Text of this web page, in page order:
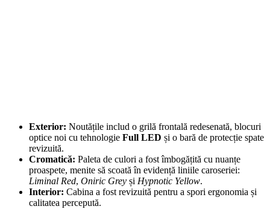
Exterior: Noutățile includ o grilă frontală redesenată, blocuri
optice noi cu tehnologie Full LED și o bară de protecție spate
revizuită.
Cromatică: Paleta de culori a fost îmbogățită cu nuanțe
proaspete, menite să scoată în evidență liniile caroseriei:
Liminal Red, Oniric Grey și Hypnotic Yellow.
Interior: Cabina a fost revizuită pentru a spori ergonomia și
calitatea percepută.